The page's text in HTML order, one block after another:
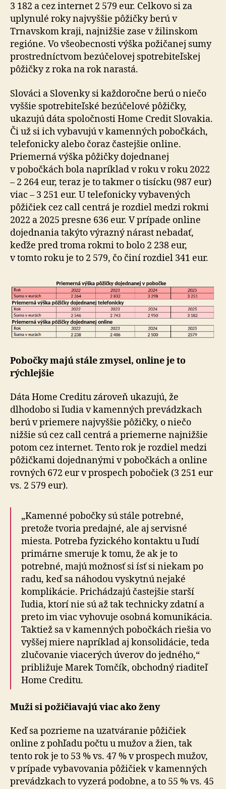
3 182 a cez internet 2 579 eur. Celkovo si za
uplynulé roky naj­vyš­šie pôžičky berú v
Trnavskom kraji, najnižšie zase v ži­lin­skom
regióne. Vo všeobecnosti výška požičanej sumy
prostredníctvom bezúčelovej spotrebiteľskej
pôžičky z ro­ka na rok narastá.
Slováci a Slovenky si každoročne berú o niečo
vyššie spotrebiteľské bezúčelové pôžičky,
ukazujú dáta spo­loč­nosti Home Credit Slovakia.
Či už si ich vybavujú v ka­men­ných pobočkách,
telefonicky alebo čoraz častejšie online.
Priemerná výška pôžičky dojednanej
v pobočkách bola napríklad v roku v roku 2022
– 2 264 eur, teraz je to takmer o tisícku (987 eur)
viac – 3 251 eur. U telefonicky vybavených
pôžičiek cez call centrá je rozdiel medzi rokmi
2022 a 2025 presne 636 eur. V prípade online
do­jed­na­nia takýto výrazný nárast nebadať,
keďže pred troma rokmi to bolo 2 238 eur,
v tomto roku je to 2 579, čo činí rozdiel 341 eur.
Pobočky majú stále zmysel, online je to
rýchlejšie
Dáta Home Creditu zároveň ukazujú, že
dlhodobo si ľudia v kamenných prevádzkach
berú v priemere najvyššie pôžičky, o niečo
nižšie sú cez call centrá a priemerne najnižšie
potom cez internet. Tento rok je rozdiel medzi
pôžičkami dojednanými v pobočkách a online
rovných 672 eur v prospech pobočiek (3 251 eur
vs. 2 579 eur).
„Kamenné pobočky sú stále potrebné,
pretože tvoria predajné, ale aj servisné
miesta. Potreba fyzického kontaktu u ľudí
primárne smeruje k tomu, že ak je to
potrebné, majú možnosť si ísť si niekam po
radu, keď sa náhodou vyskytnú nejaké
komplikácie. Prichádzajú častejšie starší
ľudia, ktorí nie sú až tak technicky zdatní a
preto im viac vyhovuje osobná komunikácia.
Taktiež sa v kamenných pobočkách riešia vo
vyššej miere napríklad aj konsolidácie, teda
zlučovanie viacerých úverov do jedného,“
približuje Marek Tomčík, obchodný riaditeľ
Home Creditu.
Muži si požičiavajú viac ako ženy
Keď sa pozrieme na uzatváranie pôžičiek
online z po­hľa­du počtu u mužov a žien, tak
tento rok je to 53 % vs. 47 % v prospech mužov,
v prípade vybavovania pôžičiek v ka­men­ných
prevádzkach to vyzerá podobne, a to 55 % vs. 45